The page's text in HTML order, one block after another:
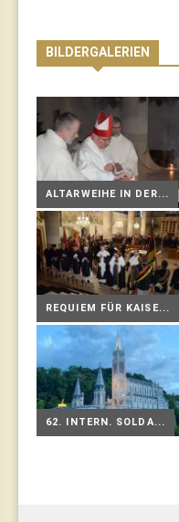
BILDERGALERIEN
ALTARWEIHE IN DER...
REQUIEM FÜR KAISE...
62. INTERN. SOLDA...